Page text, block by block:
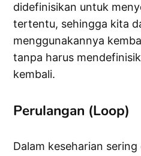
didefinisikan untuk
tertentu, sehingga kita
menggunakannya
tanpa harus
kembali.
Perulangan (Loop)
Dalam keseharian